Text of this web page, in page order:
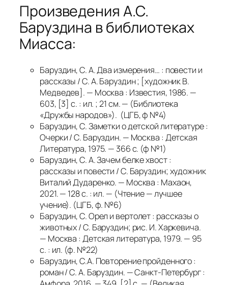
Произведения А.С.
Баруздина в библиотеках
Миасса:
Баруздин, С. А. Два измерения… : повести и
рассказы / С. А. Баруздин ; [художник В.
Медведев]. — Москва : Известия, 1986. —
603, [3] с. : ил. ; 21 см. — (Библиотека
«Дружбы народов»). (ЦГБ, ф №4)
Баруздин, С. Заметки о детской литературе :
Очерки / С. Баруздин. — Москва : Детская
Литература, 1975. — 366 с. (ф №1)
Баруздин, С. А. Зачем белке хвост :
рассказы и повести / С. Баруздин; художник
Виталий Дударенко. — Москва : Махаон,
2021. — 128 с. : ил. — (Чтение — лучшее
учение). (ЦГБ, ф. №6)
Баруздин, С.Орел и вертолет : рассказы о
животных / С. Баруздин; рис. И. Харкевича.
— Москва : Детская литература, 1979. — 95
с. : ил. (ф. №22)
Баруздин, С.А. Повторение пройденного :
роман / С. А. Баруздин. — Санкт-Петербург :